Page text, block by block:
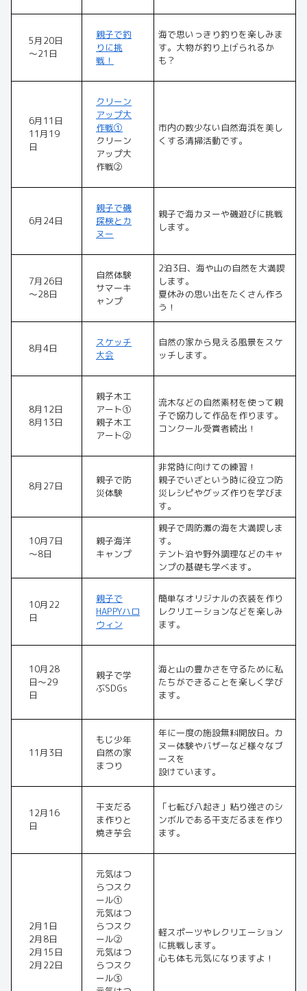
5月20日
～21日
親子で釣
りに挑
戦！
海で思いっきり釣りを楽しみま
す。大物が釣り上げられるか
も？
6月11日
11月19
日
クリーン
アップ大
作戦①
クリーン
アップ大
作戦②
市内の数少ない自然海浜を美し
くする清掃活動です。
6月24日
親子で磯
探検とカ
ヌー
親子で海カヌーや磯遊びに挑戦
します。
7月26日
～28日
自然体験
サマーキ
ャンプ
2泊3日、海や山の自然を大満喫
します。
夏休みの思い出をたくさん作ろ
う！
8月4日
スケッチ
大会
自然の家から見える風景をスケ
ッチします。
8月12日
8月13日
親子木工
アート①
親子木工
アート②
流木などの自然素材を使って親
子で協力して作品を作ります。
コンクール受賞者続出！
8月27日
親子で防
災体験
非常時に向けての練習！
親子でいざという時に役立つ防
災レシピやグッズ作りを学びま
す。
10月7日
～8日
親子海洋
キャンプ
親子で周防灘の海を大満喫しま
す。
テント泊や野外調理などのキャ
ンプの基礎も学べます。
10月22
日
親子で
HAPPYハロ
ウィン
簡単なオリジナルの衣装を作り
レクリエーションなどを楽しみ
ます。
10月28
日～29
日
親子で学
ぶSDGs
海と山の豊かさを守るために私
たちができることを楽しく学び
ます。
11月3日
もじ少年
自然の家
まつり
年に一度の施設無料開放日。カ
ヌー体験やバザーなど様々なブ
ースを
設けています。
12月16
日
干支だる
ま作りと
焼き芋会
「七転び八起き」粘り強さのシ
ンボルである干支だるまを作り
ます。
2月1日
2月8日
2月15日
2月22日
元気はつ
らつスク
ール①
元気はつ
らつスク
ール②
元気はつ
らつスク
ール③
軽スポーツやレクリエーション
に挑戦します。
心も体も元気になりますよ！